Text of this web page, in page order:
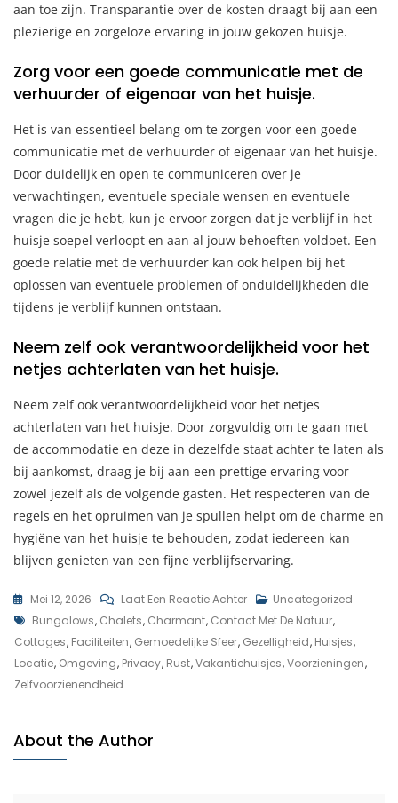
aan toe zijn. Transparantie over de kosten draagt bij aan een
plezierige en zorgeloze ervaring in jouw gekozen huisje.
Zorg voor een goede communicatie met de
verhuurder of eigenaar van het huisje.
Het is van essentieel belang om te zorgen voor een goede
communicatie met de verhuurder of eigenaar van het huisje.
Door duidelijk en open te communiceren over je
verwachtingen, eventuele speciale wensen en eventuele
vragen die je hebt, kun je ervoor zorgen dat je verblijf in het
huisje soepel verloopt en aan al jouw behoeften voldoet. Een
goede relatie met de verhuurder kan ook helpen bij het
oplossen van eventuele problemen of onduidelijkheden die
tijdens je verblijf kunnen ontstaan.
Neem zelf ook verantwoordelijkheid voor het
netjes achterlaten van het huisje.
Neem zelf ook verantwoordelijkheid voor het netjes
achterlaten van het huisje. Door zorgvuldig om te gaan met
de accommodatie en deze in dezelfde staat achter te laten als
bij aankomst, draag je bij aan een prettige ervaring voor
zowel jezelf als de volgende gasten. Het respecteren van de
regels en het opruimen van je spullen helpt om de charme en
hygiëne van het huisje te behouden, zodat iedereen kan
blijven genieten van een fijne verblijfservaring.
Mei 12, 2026 Laat Een Reactie AchterOp
Ontdek
De
Betoverende
Uncategorized
Tags
Bungalows, Chalets, Charmant, Contact Met De Natuur,
Cottages, Faciliteiten, Gemoedelijke Sfeer, Gezelligheid, Huisjes,
Locatie, Omgeving, Privacy, Rust,Vakantiehuisjes,Voorzieningen,
Zelfvoorzienendheid
About the Author